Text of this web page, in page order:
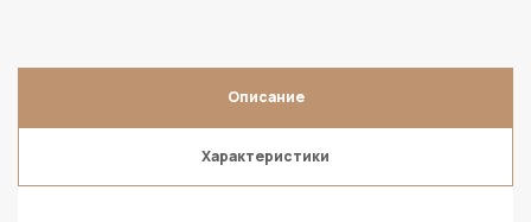
Описание
Характеристики